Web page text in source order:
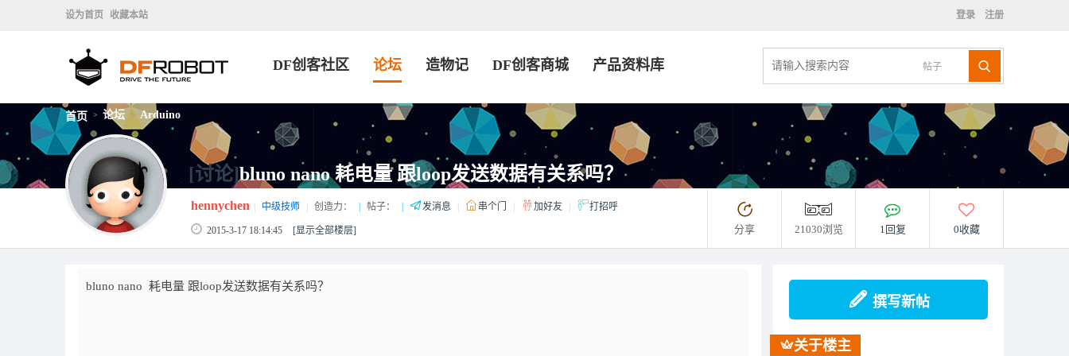
设为首页 收藏本站 登录 注册
帖子
DF创客社区 论坛 造物记 DF创客商城 产品资料库
首页 > 论坛 > Arduino
[讨论]bluno nano 耗电量 跟loop发送数据有关系吗？
hennychen 中级技师 创造力： 帖子： 发消息 串个门 加好友 打招呼
2015-3-17 18:14:45 [显示全部楼层] 分享 21030浏览 1回复 0收藏
bluno nano 耗电量 跟loop发送数据有关系吗？
撰写新帖
关于楼主